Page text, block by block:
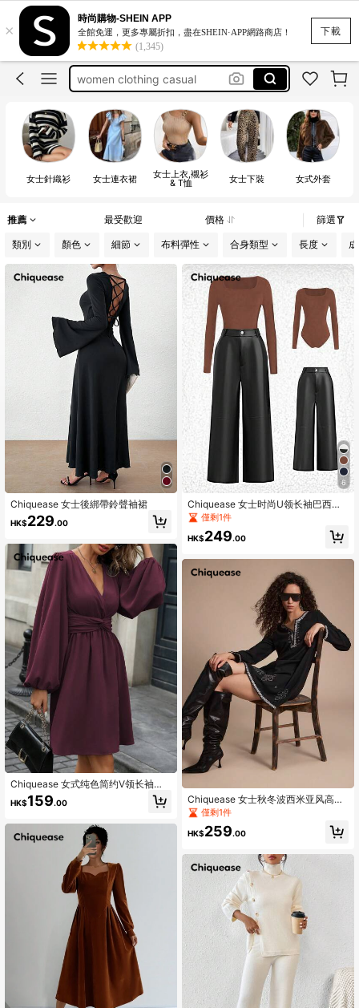
下載
×
時尚購物-SHEIN APP
全館免運，更多專屬折扣，盡在SHEIN·APP網路商店！
(1,345)
bikini
motf
romwe
women clothing casual
bikini
motf
女士針織衫 女士連衣裙 女士上衣,襯衫
& T恤 女士下裝 女式外套
推薦 最受歡迎 價格 篩選
類別 顏色 細節 布料彈性 合身類型 長度
Chiquease 女士後綁帶鈴聲袖裙
HK$229.00
Chiquease 女式纯色简约V领长袖休
闲连衣裙
HK$159.00
6
Chiquease 女士时尚U领长袖巴西皮
革连体裤套装
僅剩1件
HK$249.00
Chiquease 女士秋冬波西米亚风高端
亮片缎带拼接水钻装饰黑色短款收腰
连衣裙
僅剩1件
HK$259.00